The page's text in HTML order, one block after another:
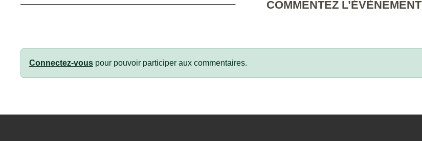
COMMENTEZ L’ÉVÈNEMENT
Connectez-vous pour pouvoir participer aux commentaires.